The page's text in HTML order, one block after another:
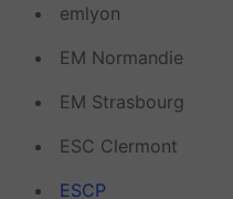
emlyon
EM Normandie
EM Strasbourg
ESC Clermont
ESCP